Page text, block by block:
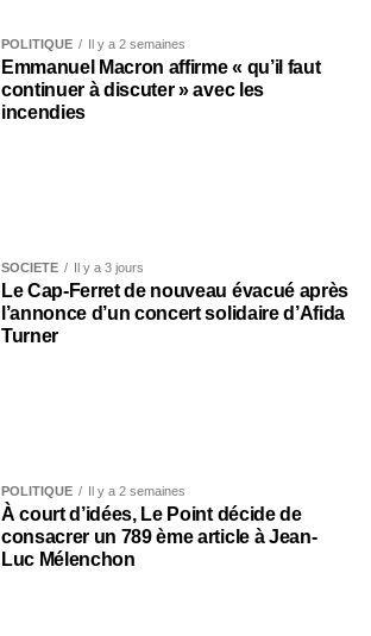
POLITIQUE Il y a 2 semaines
Emmanuel Macron affirme « qu’il faut
continuer à discuter » avec les
incendies
SOCIÉTÉ Il y a 3 jours
Le Cap-Ferret de nouveau évacué après
l’annonce d’un concert solidaire d’Afida
Turner
POLITIQUE Il y a 2 semaines
À court d’idées, Le Point décide de
consacrer un 789 ème article à Jean-
Luc Mélenchon